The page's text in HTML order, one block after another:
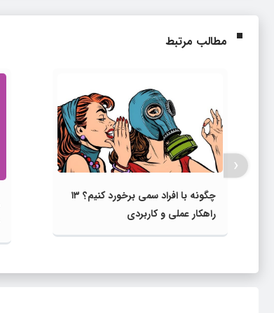
مطالب مرتبط
چگونه با افراد سمی برخورد کنیم؟ ۱۳
راهکار عملی و کاربردی
‹